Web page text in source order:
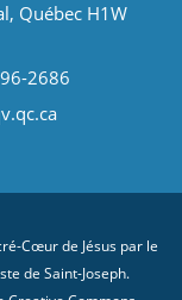
Québec H1W
2686
Cœur de Jésus par le
de Saint-Joseph.